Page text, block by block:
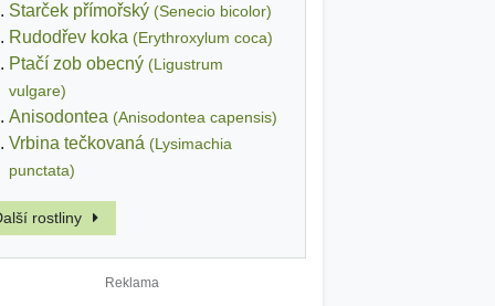
Starček přímořský (Senecio bicolor)
Rudodřev koka (Erythroxylum coca)
Ptačí zob obecný (Ligustrum
vulgare)
Anisodontea (Anisodontea capensis)
Vrbina tečkovaná (Lysimachia
punctata)
rostliny